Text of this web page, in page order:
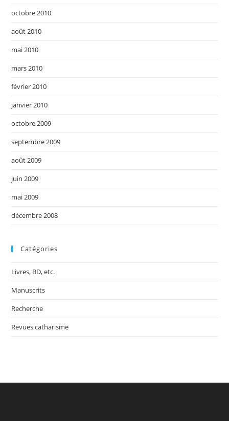
octobre 2010
août 2010
mai 2010
mars 2010
février 2010
janvier 2010
octobre 2009
septembre 2009
août 2009
juin 2009
mai 2009
décembre 2008
Catégories
Livres, BD, etc.
Manuscrits
Recherche
Revues catharisme